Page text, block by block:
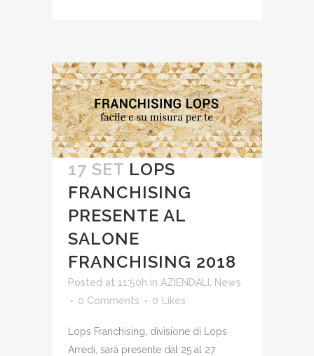
17 SET LOPS
FRANCHISING
PRESENTE AL
SALONE
FRANCHISING 2018
Posted at 11:50h in AZIENDALI News
0 Comments
0 Likes
Lops Franchising, divisione di Lops
Arredi, sarà presente dal 25 al 27